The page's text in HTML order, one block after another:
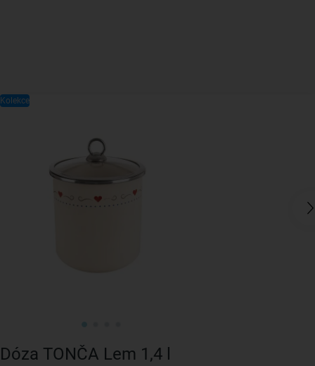
Dóza TONČA Lem 1,4 l
Kolekce